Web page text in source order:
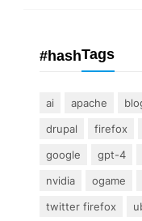
#hashTags
ai apache
drupal
firefox
google
gpt-4
nvidia
ogame
twitter firefox